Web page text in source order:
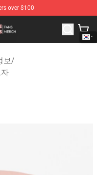
over $100
- Official The Cabin In
보/